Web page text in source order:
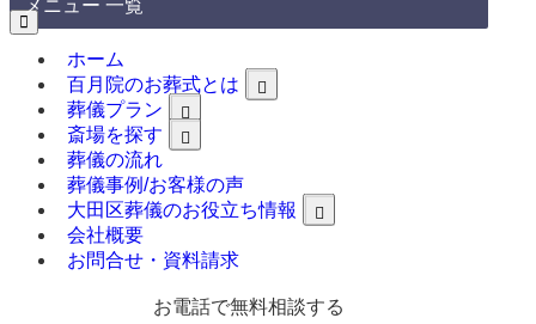
メニュー 一覧
ホーム
百月院のお葬式とは
葬儀プラン
斎場を探す
葬儀の流れ
葬儀事例/お客様の声
大田区葬儀のお役立ち情報
会社概要
お問合せ・資料請求
お電話で無料相談する